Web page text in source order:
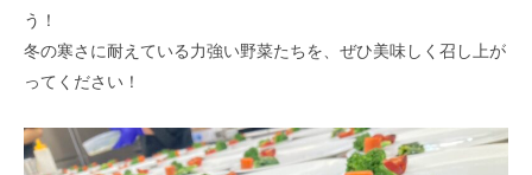
う！
冬の寒さに耐えている力強い野菜たちを、ぜひ美味しく召し上が
ってください！